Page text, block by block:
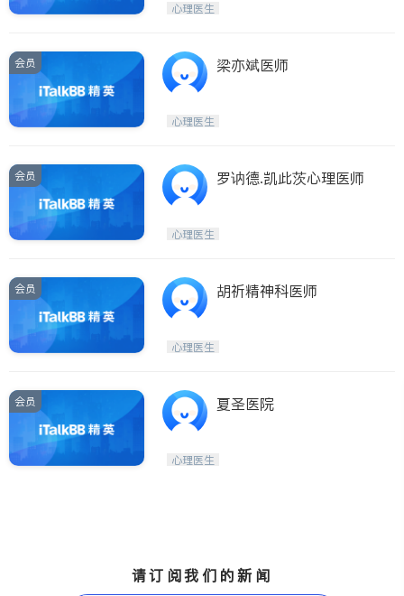
心理医生
会员 梁亦斌医师
心理医生
会员 罗讷德.凯此茨心理医师
心理医生
会员 胡祈精神科医师
心理医生
会员 夏圣医院
心理医生
请订阅我们的新闻